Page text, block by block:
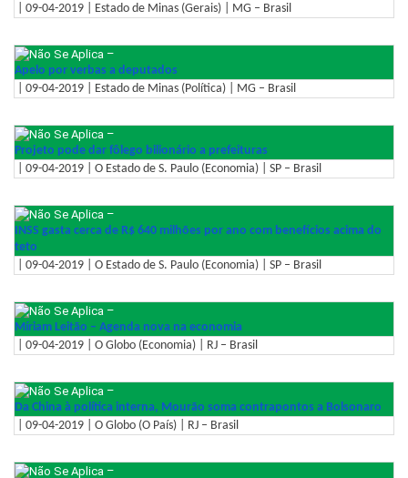
| 09-04-2019 | Estado de Minas (Gerais) | MG – Brasil
–
Apelo por verbas a deputados
| 09-04-2019 | Estado de Minas (Política) | MG – Brasil
–
Projeto pode dar fôlego bilionário a prefeituras
| 09-04-2019 | O Estado de S. Paulo (Economia) | SP – Brasil
–
INSS gasta cerca de R$ 640 milhões por ano com benefícios acima do
teto
| 09-04-2019 | O Estado de S. Paulo (Economia) | SP – Brasil
–
Míriam Leitão – Agenda nova na economia
| 09-04-2019 | O Globo (Economia) | RJ – Brasil
–
Da China à política interna, Mourão soma contrapontos a Bolsonaro
| 09-04-2019 | O Globo (O País) | RJ – Brasil
–